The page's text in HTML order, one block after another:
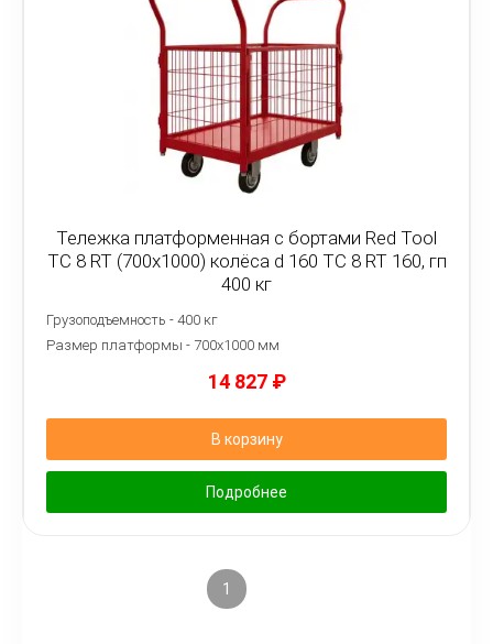
Тележка платформенная с бортами Red Tool
ТС 8 RT (700x1000) колёса d 160 ТС 8 RT 160, гп
400 кг
Грузоподъемность - 400 кг
Размер платформы - 700х1000 мм
14 827 ₽
В корзину
Подробнее
1